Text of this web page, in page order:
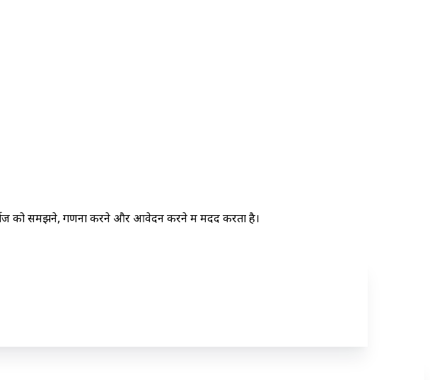
को समझने, गणना करने और आवेदन करने में मदद करता है।